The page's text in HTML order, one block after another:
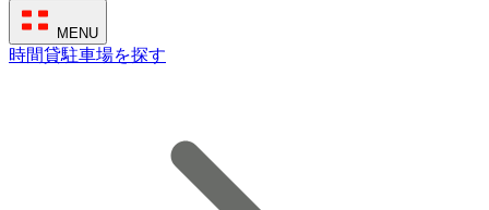
MENU
時間貸駐車場を探す